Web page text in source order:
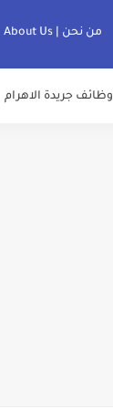
من نحن | About Us
وظائف جريدة الاهرام